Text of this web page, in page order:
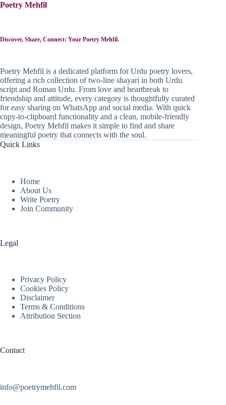
Poetry Mehfil
Discover, Share, Connect: Your Poetry Mehfil.
Poetry Mehfil is a dedicated platform for Urdu poetry lovers,
offering a rich collection of two-line shayari in both Urdu
script and Roman Urdu. From love and heartbreak to
friendship and attitude, every category is thoughtfully curated
for easy sharing on WhatsApp and social media. With quick
copy-to-clipboard functionality and a clean, mobile-friendly
design, Poetry Mehfil makes it simple to find and share
meaningful poetry that connects with the soul.
Quick Links
Home
About Us
Write Poetry
Join Community
Legal
Privacy Policy
Cookies Policy
Disclaimer
Terms & Conditions
Attribution Section
Contact
info@poetrymehfil.com